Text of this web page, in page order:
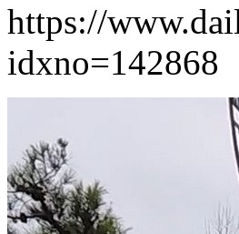
https://
idxno=142868